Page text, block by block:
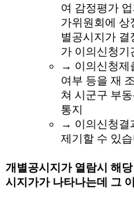
여 감정평가
가위원회에 상
별공시지가 결
가 이의신청기
→ 이의신청제
여부 등을 재
쳐 시군구 부
통지
→ 이의신청결
제기할 수 있
개별공시지가 열람시 해
시지가가 나타나는데 그